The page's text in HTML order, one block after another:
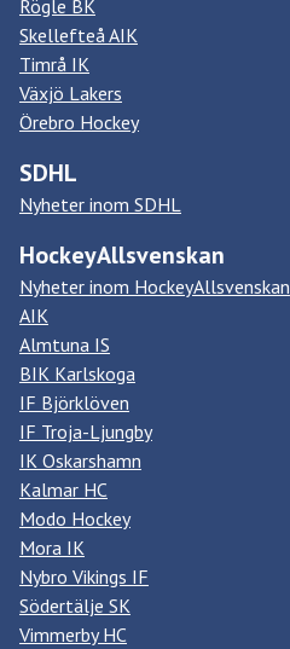
Rögle BK
Skellefteå AIK
Timrå IK
Växjö Lakers
Örebro Hockey
SDHL
Nyheter inom SDHL
HockeyAllsvenskan
Nyheter inom HockeyAllsvenskan
AIK
Almtuna IS
BIK Karlskoga
IF Björklöven
IF Troja-Ljungby
IK Oskarshamn
Kalmar HC
Modo Hockey
Mora IK
Nybro Vikings IF
Södertälje SK
Vimmerby HC